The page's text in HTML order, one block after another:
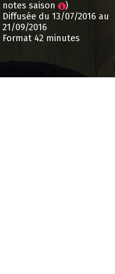
notes saison
)
Diffusée du 13/07/2016 au
21/09/2016
Format 42 minutes